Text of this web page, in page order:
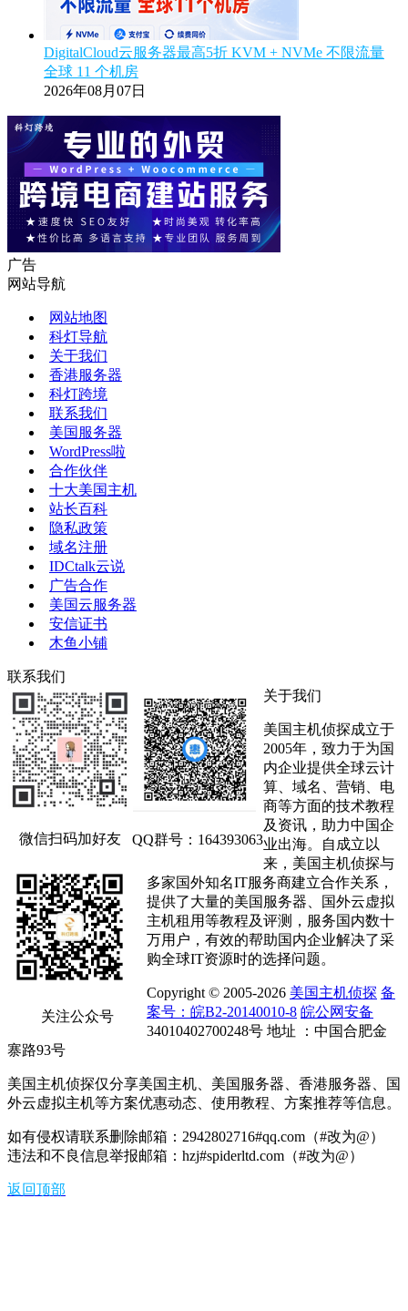
DigitalCloud云服务器最高5折 KVM + NVMe 不限流量
全球 11 个机房
2026年08月07日
广告
网站导航
网站地图
科灯导航
关于我们
香港服务器
科灯跨境
联系我们
美国服务器
WordPress啦
合作伙伴
十大美国主机
站长百科
隐私政策
域名注册
IDCtalk云说
广告合作
美国云服务器
安信证书
木鱼小铺
联系我们
微信扫码加好友 QQ群号：164393063
关注公众号
关于我们
美国主机侦探成立于
2005年，致力于为国
内企业提供全球云计
算、域名、营销、电
商等方面的技术教程
及资讯，助力中国企
业出海。自成立以
来，美国主机侦探与
多家国外知名IT服务商建立合作关系，
提供了大量的美国服务器、国外云虚拟
主机租用等教程及评测，服务国内数十
万用户，有效的帮助国内企业解决了采
购全球IT资源时的选择问题。
Copyright © 2005-2026 美国主机侦探 备
案号：皖B2-20140010-8 皖公网安备
34010402700248号 地址 ：中国合肥金
寨路93号
美国主机侦探仅分享美国主机、美国服务器、香港服务器、国
外云虚拟主机等方案优惠动态、使用教程、方案推荐等信息。
如有侵权请联系删除邮箱：2942802716#qq.com（#改为@）
违法和不良信息举报邮箱：hzj#spiderltd.com（#改为@）
返回顶部